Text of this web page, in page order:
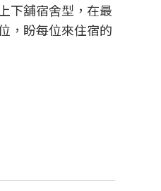
下舖宿舍型，在最
，盼每位來住宿的